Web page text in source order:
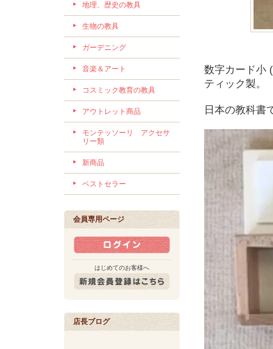
地理、歴史の教具
生物の教具
ガーデニング
音楽＆アート
コスミック教育の教具
アウトレット商品
モンテッソーリ アクセサ
リー類
新商品
ベストセラー
会員専用ページ
はじめてのお客様へ
店長ブログ
数字カード小
ティック製。
日本の教科書